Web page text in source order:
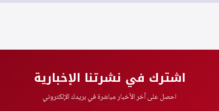
اشترك في نشرتنا الإخبارية
احصل على آخر الأخبار مباشرة في بريدك الإلكتروني